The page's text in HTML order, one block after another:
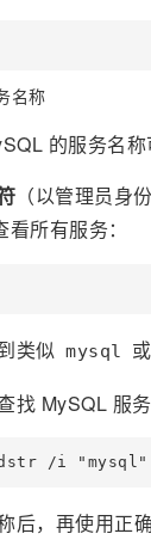
名称
的服务名
（以管理员身
所有服务：
类似 mysql 或
找 MySQL 服务
后，再使用正